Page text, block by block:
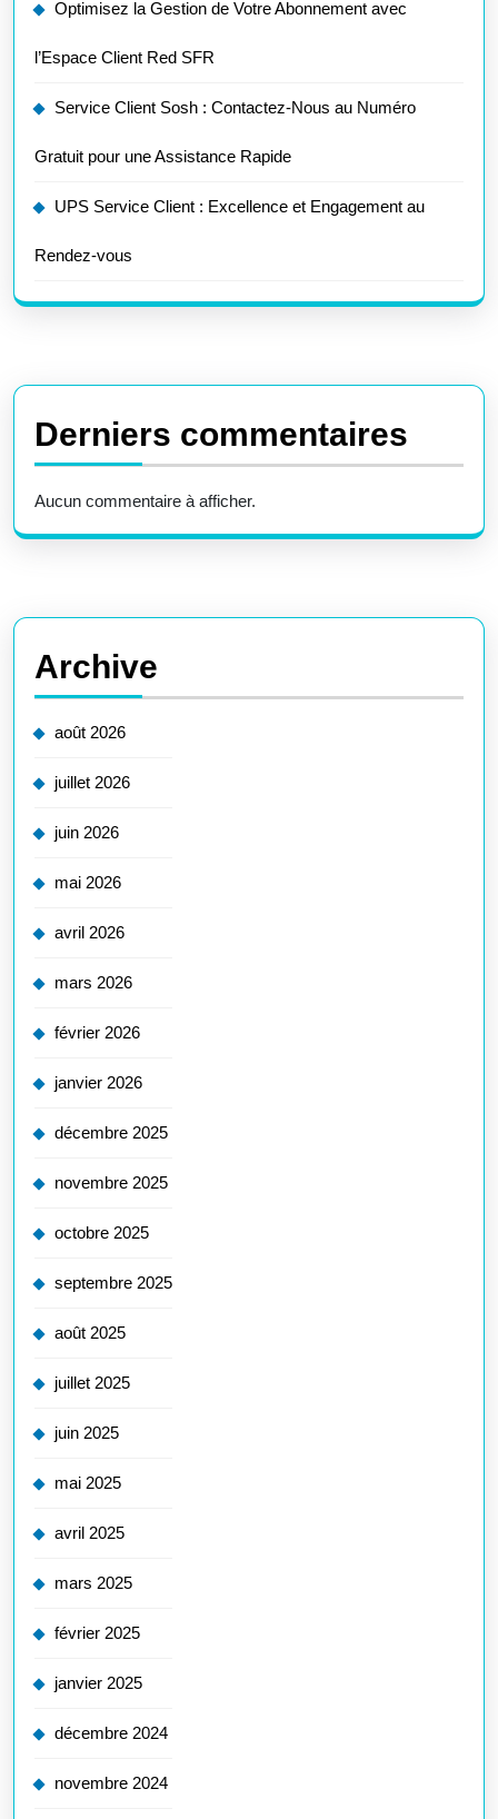
Optimisez la Gestion de Votre Abonnement avec
l’Espace Client Red SFR
Service Client Sosh : Contactez-Nous au Numéro
Gratuit pour une Assistance Rapide
UPS Service Client : Excellence et Engagement au
Rendez-vous
Derniers commentaires
Aucun commentaire à afficher.
Archive
août 2026
juillet 2026
juin 2026
mai 2026
avril 2026
mars 2026
février 2026
janvier 2026
décembre 2025
novembre 2025
octobre 2025
septembre 2025
août 2025
juillet 2025
juin 2025
mai 2025
avril 2025
mars 2025
février 2025
janvier 2025
décembre 2024
novembre 2024